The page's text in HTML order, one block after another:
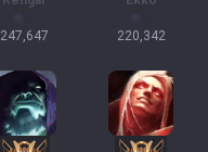
247,647 220,342